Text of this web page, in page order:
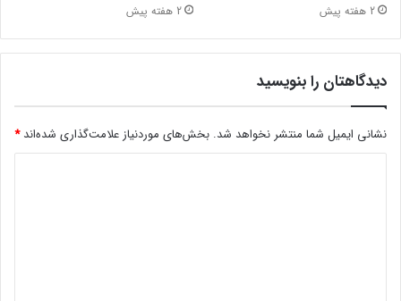
2 هفته پیش 2 هفته پیش
دیدگاهتان را بنویسید
نشانی ایمیل شما منتشر نخواهد شد. بخش‌های موردنیاز علامت‌گذاری شده‌اند*